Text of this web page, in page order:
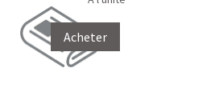
Acheter